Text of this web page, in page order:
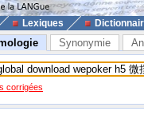
Lexiques
Synonymie
corrigées